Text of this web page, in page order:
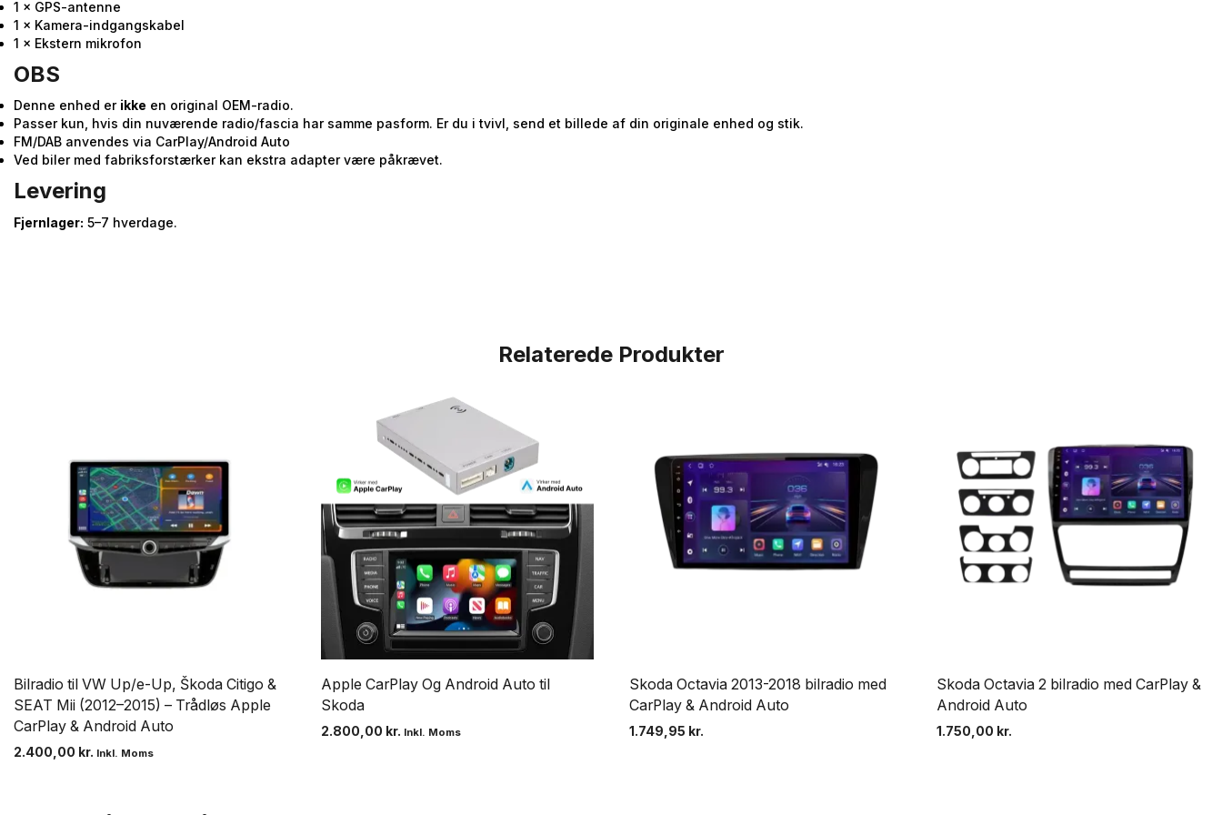
1 × GPS-antenne
1 × Kamera-indgangskabel
1 × Ekstern mikrofon
OBS
Denne enhed er ikke en original OEM-radio.
Passer kun, hvis din nuværende radio/fascia har samme pasform. Er du i tvivl, send et billede af din originale enhed og stik.
FM/DAB anvendes via CarPlay/Android Auto
Ved biler med fabriksforstærker kan ekstra adapter være påkrævet.
Levering
Fjernlager: 5–7 hverdage.
Relaterede Produkter
Bilradio til VW Up/e-Up, Škoda Citigo &
SEAT Mii (2012–2015) – Trådløs Apple
CarPlay & Android Auto
2.400,00 kr. Inkl. Moms
Apple CarPlay Og Android Auto til
Skoda
2.800,00 kr. Inkl. Moms
Skoda Octavia 2013-2018 bilradio med
CarPlay & Android Auto
1.749,95 kr.
Skoda Octavia 2 bilradio med CarPlay &
Android Auto
1.750,00 kr.